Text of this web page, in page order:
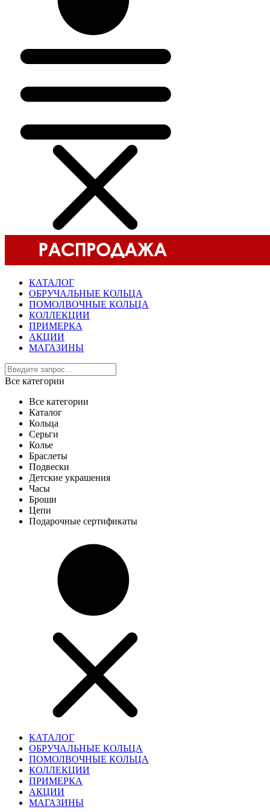
КАТАЛОГ
ОБРУЧАЛЬНЫЕ КОЛЬЦА
ПОМОЛВОЧНЫЕ КОЛЬЦА
КОЛЛЕКЦИИ
ПРИМЕРКА
АКЦИИ
МАГАЗИНЫ
Все категории
Все категории
Каталог
Кольца
Серьги
Колье
Браслеты
Подвески
Детские украшения
Часы
Броши
Цепи
Подарочные сертификаты
КАТАЛОГ
ОБРУЧАЛЬНЫЕ КОЛЬЦА
ПОМОЛВОЧНЫЕ КОЛЬЦА
КОЛЛЕКЦИИ
ПРИМЕРКА
АКЦИИ
МАГАЗИНЫ